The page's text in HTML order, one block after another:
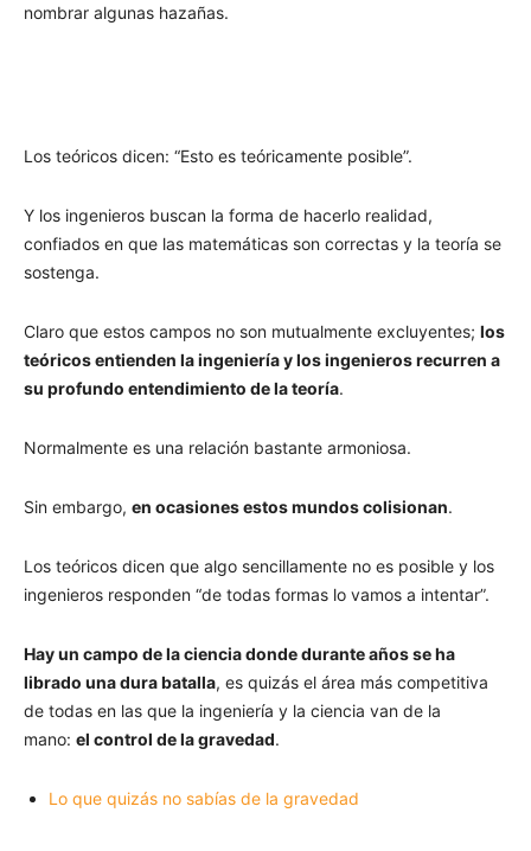
nombrar algunas hazañas.
Los teóricos dicen: “Esto es teóricamente posible”.
Y los ingenieros buscan la forma de hacerlo realidad,
confiados en que las matemáticas son correctas y la teoría se
sostenga.
Claro que estos campos no son mutualmente excluyentes; los
teóricos entienden la ingeniería y los ingenieros recurren a
su profundo entendimiento de la teoría.
Normalmente es una relación bastante armoniosa.
Sin embargo, en ocasiones estos mundos colisionan.
Los teóricos dicen que algo sencillamente no es posible y los
ingenieros responden “de todas formas lo vamos a intentar”.
Hay un campo de la ciencia donde durante años se ha
librado una dura batalla, es quizás el área más competitiva
de todas en las que la ingeniería y la ciencia van de la
mano: el control de la gravedad.
Lo que quizás no sabías de la gravedad